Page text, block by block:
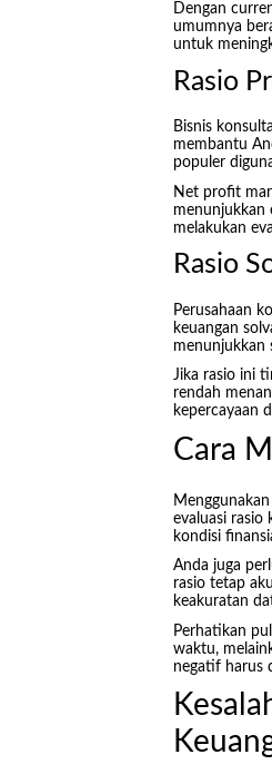
Dengan
umumnya
untuk
Rasio
Bisnis
membantu
populer
Net profit
menunjukkan
melakukan
Rasio
Perusahaan
keuangan
menunjukkan
Jika rasio ini
rendah
kepercayaan
Cara
evaluasi rasio
kondisi
Anda juga
rasio tetap
keakuratan
Perhatikan
waktu,
negatif harus